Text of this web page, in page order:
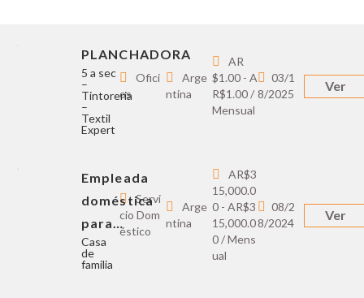
PLANCHADORA
5 a sec
–
Tintoreria
–
Textil
Expert
Ofici
os
Arge
ntina
AR
$1.00 - A
R$1.00 /
Mensual
03/1
8/2025
Ver
Empleada
doméstica
para…
Casa
de
familia
Servi
cio Dom
éstico
Arge
ntina
AR$3
15,000.0
0 - AR$3
15,000.0
0 / Mens
ual
08/2
8/2024
Ver